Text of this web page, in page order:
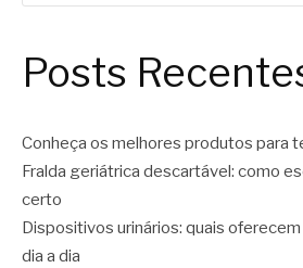
Posts
Conheça os melhores produtos para
Fralda geriátrica descartável: como
certo
Dispositivos urinários: quais
dia a dia